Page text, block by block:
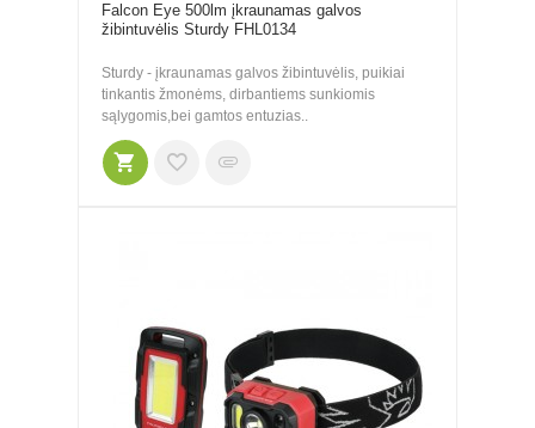
Falcon Eye 500lm įkraunamas galvos
žibintuvėlis Sturdy FHL0134
Sturdy - įkraunamas galvos žibintuvėlis, puikiai
tinkantis žmonėms, dirbantiems sunkiomis
sąlygomis,bei gamtos entuzias..